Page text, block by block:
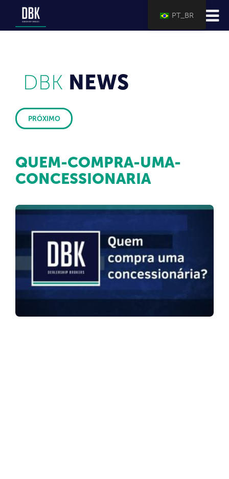
DBK NEWS
PRÓXIMO
QUEM-COMPRA-UMA-
CONCESSIONARIA
PT_BR